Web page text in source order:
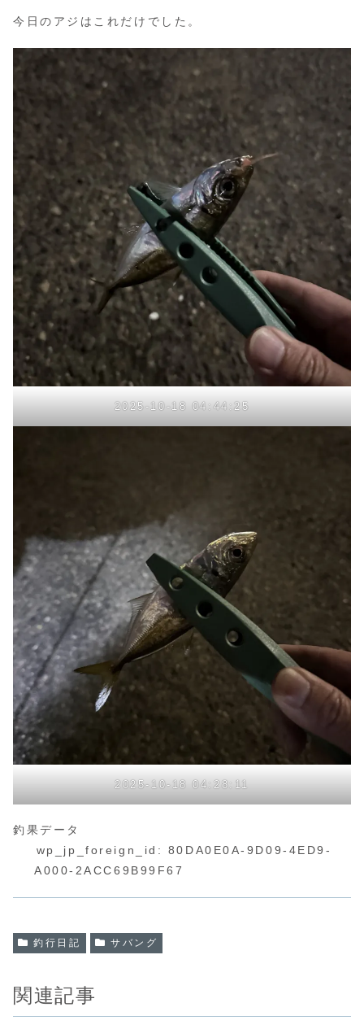
今日のアジはこれだけでした。
2025-10-18 04:44:25
2025-10-18 04:28:11
釣果データ
wp_jp_foreign_id:
80DA0E0A-9D09-4ED9-
A000-2ACC69B99F67
釣行日記 サバング
関連記事